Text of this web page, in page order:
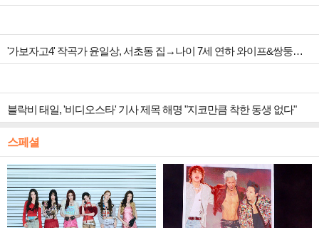
'가보자고4' 작곡가 윤일상, 서초동 집→나이 7세 연하 와이프&쌍둥이 남매 공개
블락비 태일, '비디오스타' 기사 제목 해명 "지코만큼 착한 동생 없다"
스페셜